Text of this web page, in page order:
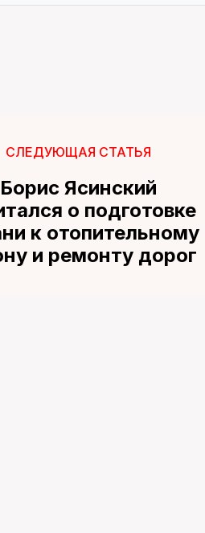
СЛЕДУЮЩАЯ СТАТЬЯ
Борис Ясинский
о подготовке
к отопительному
и ремонту дорог